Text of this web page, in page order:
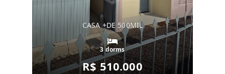
CASA +DE 500MIL
3 dorms
R$ 510.000